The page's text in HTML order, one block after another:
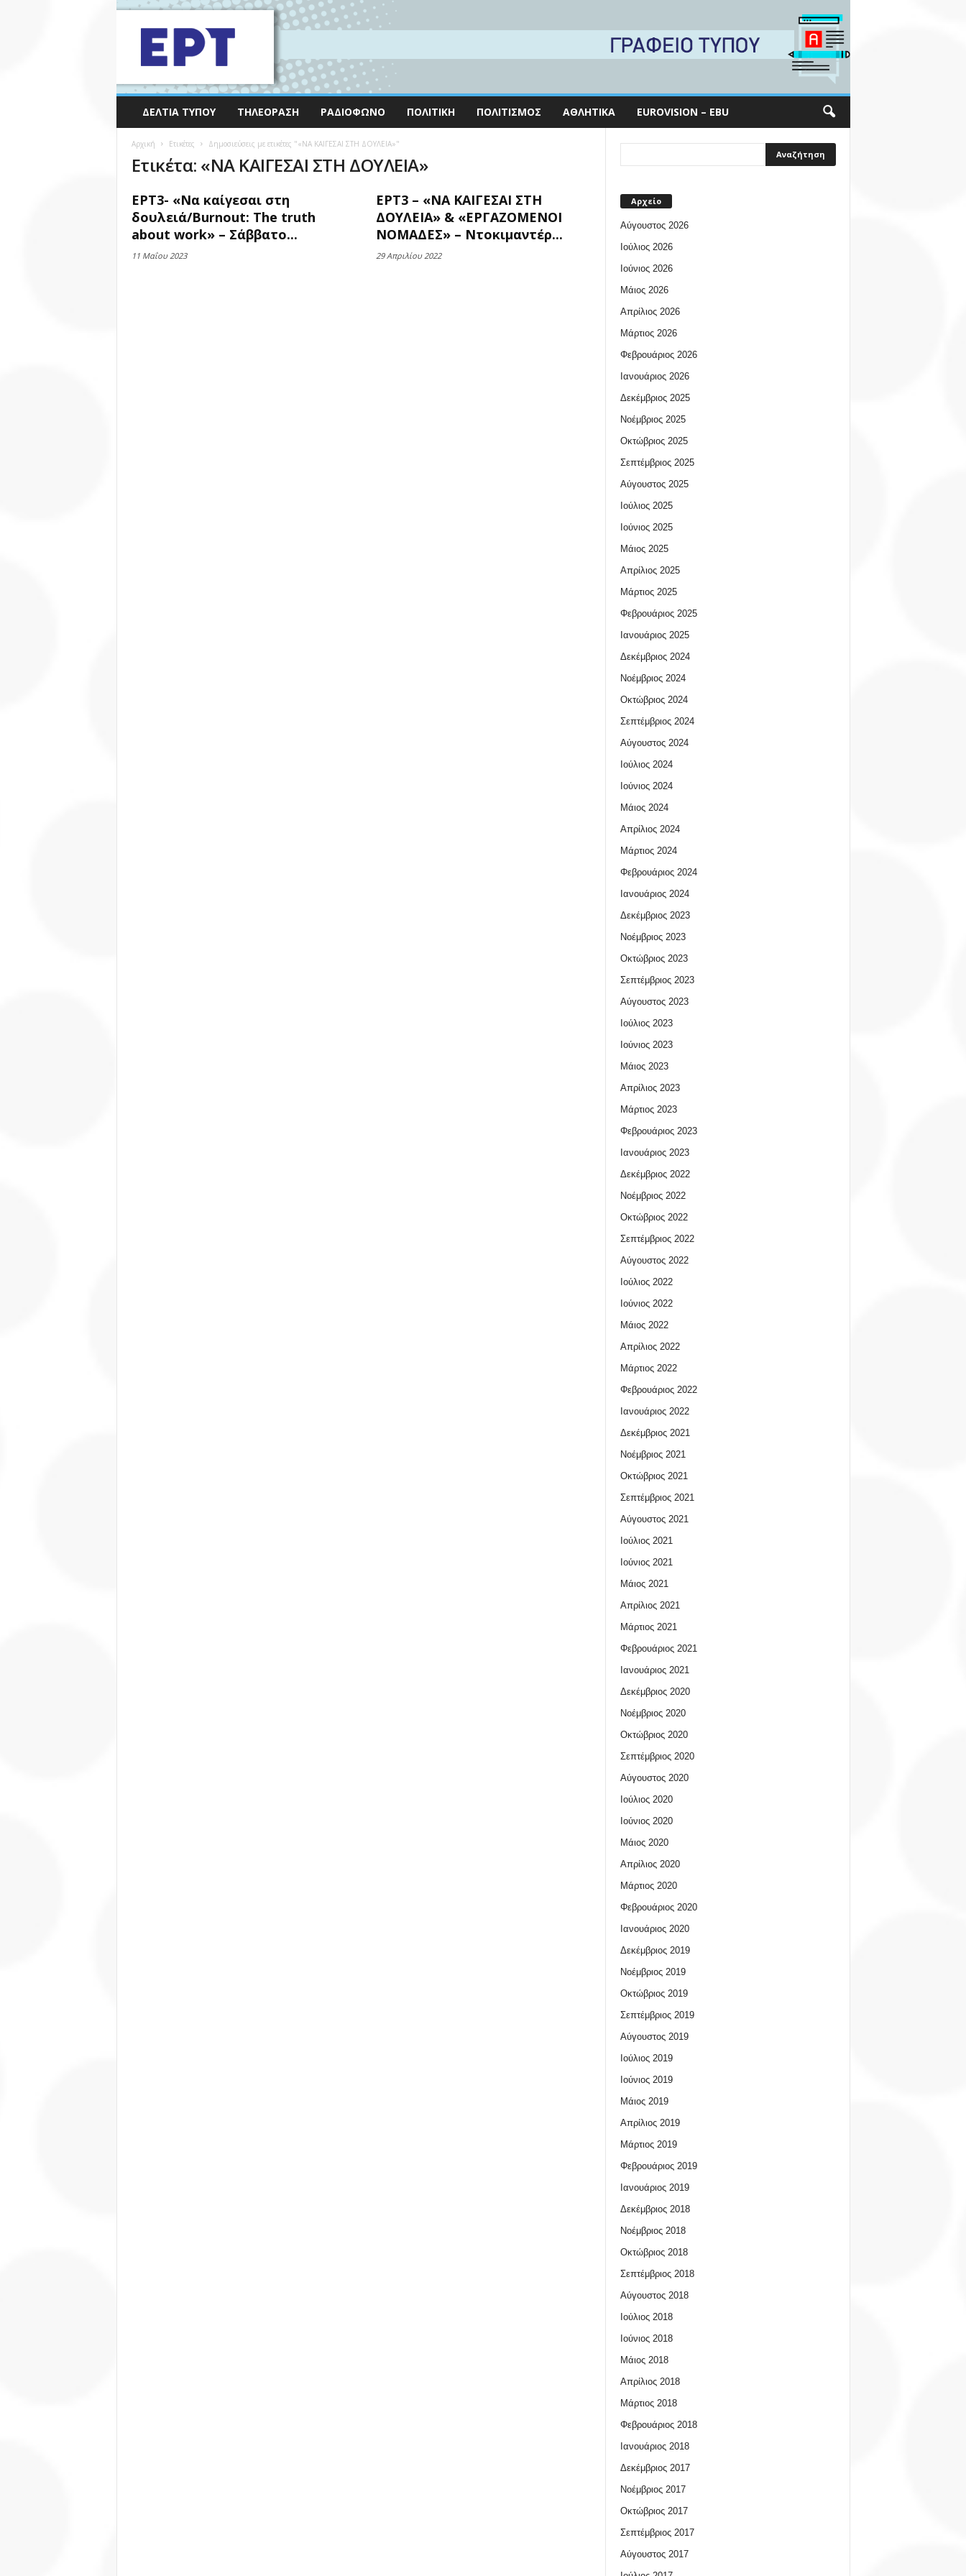
ΔΕΛΤΊΑ ΤΎΠΟΥ ΤΗΛΕΌΡΑΣΗ ΡΑΔΙΌΦΩΝΟ ΠΟΛΙΤΙΚΉ ΠΟΛΙΤΙΣΜΌΣ ΑΘΛΗΤΙΚΆ EUROVISION – EBU
Αρχική Ετικέτες Δημοσιεύσεις με ετικέτες "«ΝΑ ΚΑΙΓΕΣΑΙ ΣΤΗ ΔΟΥΛΕΙΑ»"
Ετικέτα: «ΝΑ ΚΑΙΓΕΣΑΙ ΣΤΗ ΔΟΥΛΕΙΑ»
ΕΡΤ3- «Να καίγεσαι στη
δουλειά/Burnout: The truth
about work» – Σάββατο...
11 Μαΐου 2023
ΕΡΤ3 – «ΝΑ ΚΑΙΓΕΣΑΙ ΣΤΗ
ΔΟΥΛΕΙΑ» & «ΕΡΓΑΖΟΜΕΝΟΙ
ΝΟΜΑΔΕΣ» – Ντοκιμαντέρ...
29 Απριλίου 2022
Αρχείο
Αύγουστος 2026
Ιούλιος 2026
Ιούνιος 2026
Μάιος 2026
Απρίλιος 2026
Μάρτιος 2026
Φεβρουάριος 2026
Ιανουάριος 2026
Δεκέμβριος 2025
Νοέμβριος 2025
Οκτώβριος 2025
Σεπτέμβριος 2025
Αύγουστος 2025
Ιούλιος 2025
Ιούνιος 2025
Μάιος 2025
Απρίλιος 2025
Μάρτιος 2025
Φεβρουάριος 2025
Ιανουάριος 2025
Δεκέμβριος 2024
Νοέμβριος 2024
Οκτώβριος 2024
Σεπτέμβριος 2024
Αύγουστος 2024
Ιούλιος 2024
Ιούνιος 2024
Μάιος 2024
Απρίλιος 2024
Μάρτιος 2024
Φεβρουάριος 2024
Ιανουάριος 2024
Δεκέμβριος 2023
Νοέμβριος 2023
Οκτώβριος 2023
Σεπτέμβριος 2023
Αύγουστος 2023
Ιούλιος 2023
Ιούνιος 2023
Μάιος 2023
Απρίλιος 2023
Μάρτιος 2023
Φεβρουάριος 2023
Ιανουάριος 2023
Δεκέμβριος 2022
Νοέμβριος 2022
Οκτώβριος 2022
Σεπτέμβριος 2022
Αύγουστος 2022
Ιούλιος 2022
Ιούνιος 2022
Μάιος 2022
Απρίλιος 2022
Μάρτιος 2022
Φεβρουάριος 2022
Ιανουάριος 2022
Δεκέμβριος 2021
Νοέμβριος 2021
Οκτώβριος 2021
Σεπτέμβριος 2021
Αύγουστος 2021
Ιούλιος 2021
Ιούνιος 2021
Μάιος 2021
Απρίλιος 2021
Μάρτιος 2021
Φεβρουάριος 2021
Ιανουάριος 2021
Δεκέμβριος 2020
Νοέμβριος 2020
Οκτώβριος 2020
Σεπτέμβριος 2020
Αύγουστος 2020
Ιούλιος 2020
Ιούνιος 2020
Μάιος 2020
Απρίλιος 2020
Μάρτιος 2020
Φεβρουάριος 2020
Ιανουάριος 2020
Δεκέμβριος 2019
Νοέμβριος 2019
Οκτώβριος 2019
Σεπτέμβριος 2019
Αύγουστος 2019
Ιούλιος 2019
Ιούνιος 2019
Μάιος 2019
Απρίλιος 2019
Μάρτιος 2019
Φεβρουάριος 2019
Ιανουάριος 2019
Δεκέμβριος 2018
Νοέμβριος 2018
Οκτώβριος 2018
Σεπτέμβριος 2018
Αύγουστος 2018
Ιούλιος 2018
Ιούνιος 2018
Μάιος 2018
Απρίλιος 2018
Μάρτιος 2018
Φεβρουάριος 2018
Ιανουάριος 2018
Δεκέμβριος 2017
Νοέμβριος 2017
Οκτώβριος 2017
Σεπτέμβριος 2017
Αύγουστος 2017